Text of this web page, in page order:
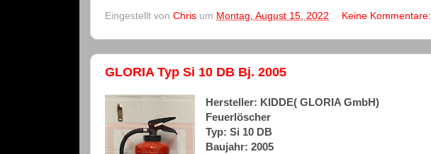
Eingestellt von Chris um Montag, August 15, 2022 Keine Kommentare:
GLORIA Typ Si 10 DB Bj. 2005
Hersteller: KIDDE( GLORIA GmbH)
Feuerlöscher
Typ: Si 10 DB
Baujahr: 2005